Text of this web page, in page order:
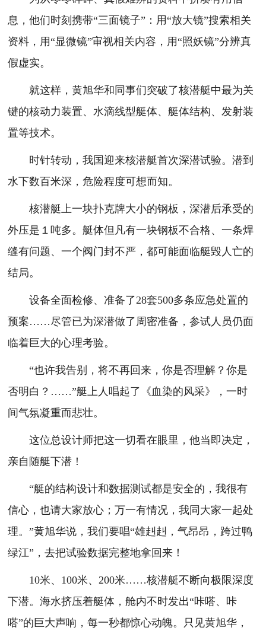
息，他们时刻携带“三面镜子”：用“放大镜”搜索相关
资料，用“显微镜”审视相关内容，用“照妖镜”分辨真
假虚实。
就这样，黄旭华和同事们突破了核潜艇中最为关
键的核动力装置、水滴线型艇体、艇体结构、发射装
置等技术。
时针转动，我国迎来核潜艇首次深潜试验。潜到
水下数百米深，危险程度可想而知。
核潜艇上一块扑克牌大小的钢板，深潜后承受的
外压是１吨多。艇体但凡有一块钢板不合格、一条焊
缝有问题、一个阀门封不严，都可能面临艇毁人亡的
结局。
设备全面检修、准备了28套500多条应急处置的
预案……尽管已为深潜做了周密准备，参试人员仍面
临着巨大的心理考验。
“也许我告别，将不再回来，你是否理解？你是
否明白？……”艇上人唱起了《血染的风采》，一时
间气氛凝重而悲壮。
这位总设计师把这一切看在眼里，他当即决定，
亲自随艇下潜！
“艇的结构设计和数据测试都是安全的，我很有
信心，也请大家放心；万一有情况，我同大家一起处
理。”黄旭华说，我们要唱“雄赳赳，气昂昂，跨过鸭
绿江”，去把试验数据完整地拿回来！
10米、100米、200米……核潜艇不断向极限深度
下潜。海水挤压着艇体，舱内不时发出“咔嗒、咔
嗒”的巨大声响，每一秒都惊心动魄。只见黄旭华，